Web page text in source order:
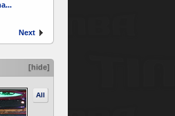
Next
[hide]
All